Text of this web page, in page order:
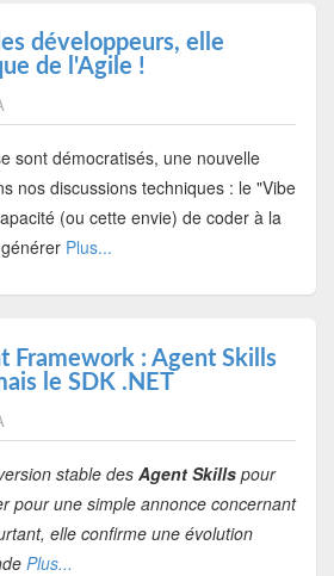
développeurs, elle
de l'Agile !
sont démocratisés, une nouvelle
nos discussions techniques : le "Vibe
(ou cette envie) de coder à la
Plus...
Framework : Agent Skills
le SDK .NET
stable des Agent Skillspour
pour une simple annonce concernant
elle confirme une évolution
Plus...